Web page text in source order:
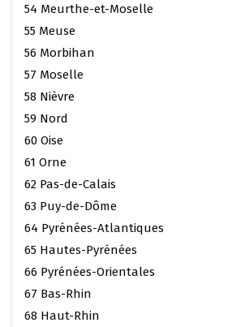
54 Meurthe-et-Moselle
55 Meuse
56 Morbihan
57 Moselle
58 Nièvre
59 Nord
60 Oise
61 Orne
62 Pas-de-Calais
63 Puy-de-Dôme
64 Pyrénées-Atlantiques
65 Hautes-Pyrénées
66 Pyrénées-Orientales
67 Bas-Rhin
68 Haut-Rhin